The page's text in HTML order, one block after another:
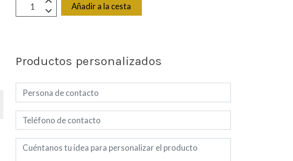
Añadir a la cesta
Productos personalizados